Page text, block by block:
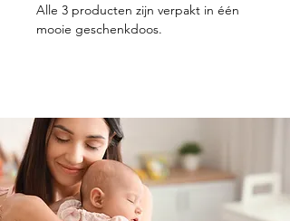
Alle 3 producten zijn verpakt in één
mooie geschenkdoos.